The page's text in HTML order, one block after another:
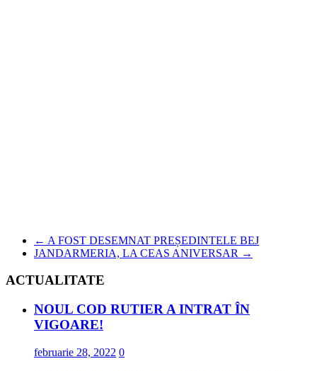
← A FOST DESEMNAT PREȘEDINTELE BEJ
JANDARMERIA, LA CEAS ANIVERSAR →
ACTUALITATE
NOUL COD RUTIER A INTRAT ÎN
VIGOARE!
februarie 28, 2022 0